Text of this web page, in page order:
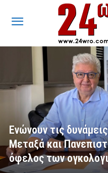
Ενώνουν τις
Μεταξά και
όφελος των